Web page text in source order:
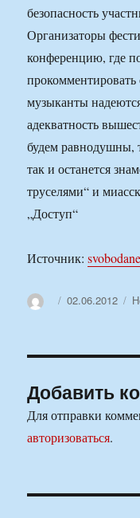
безопасность
Организаторы
конференцию, где
музыканты
адекватность
будем
так и останется
труселями“ и
„Доступ“
Источник:
АвторОпубликовано
02.06.2012
Добавить
Для отправки
авторизоваться.